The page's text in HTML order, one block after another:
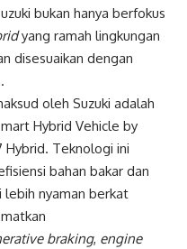
bukan hanya berfokus
yang ramah lingkungan
disesuaikan dengan
oleh Suzuki adalah
Hybrid Vehicle by
Hybrid. Teknologi ini
bahan bakar dan
lebih nyaman berkat
braking, engine